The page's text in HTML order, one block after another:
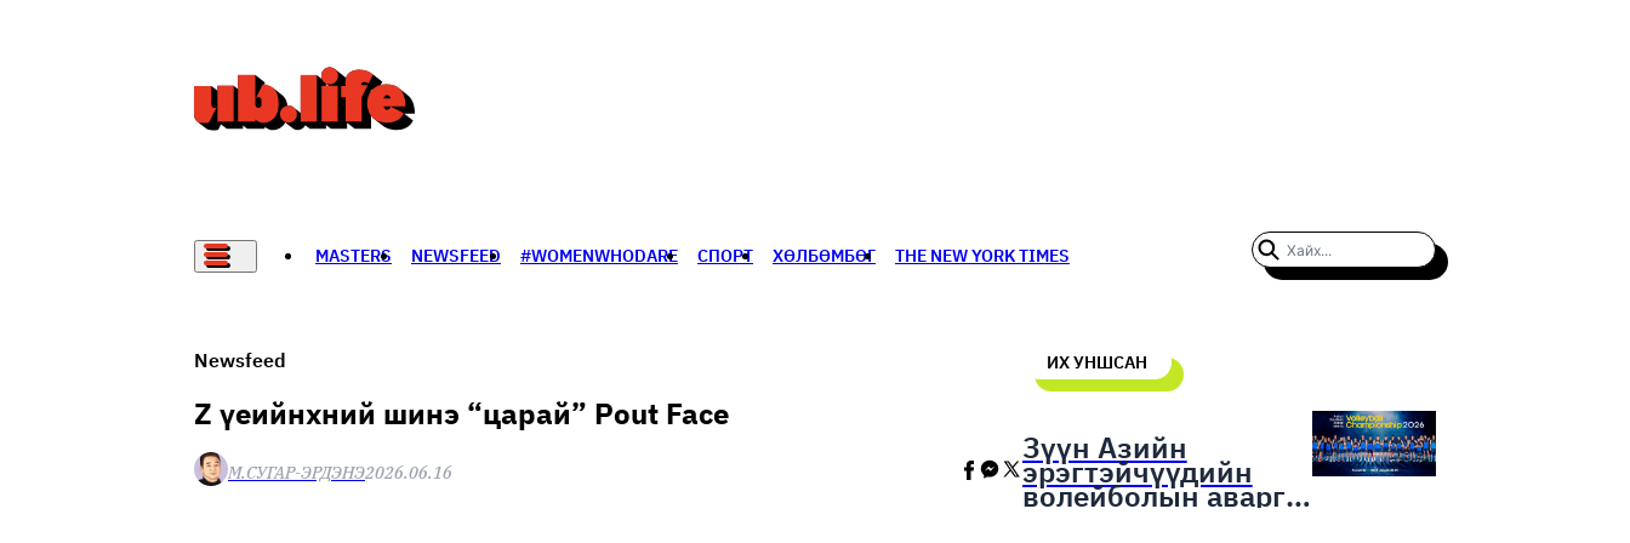
MASTERS NEWSFEED #WOMENWHODARE СПОРТ ХӨЛБӨМБӨГ THE NEW YORK TIMES
Newsfeed
Z үеийнхний шинэ “царай” Pout Face
М.СУГАР-ЭРДЭНЭ2026.06.16
ИХ УНШСАН
Зүүн Азийн
эрэгтэйчүүдийн
волейболын аварга
шалгаруулах